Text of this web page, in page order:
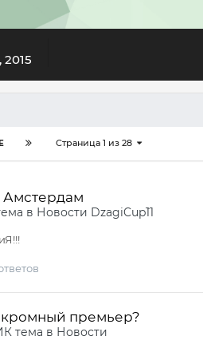
2015
Страница 1 из 28
Амстердам
в Новости DzagiCup`11
премьер?
тема в Новости